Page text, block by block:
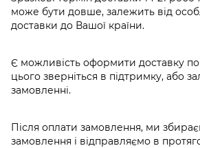
може бути довше, залежить від
доставки до Вашої країни.
Є можливість оформити доставку
цього зверніться в підтримку, або
замовленні.
Після оплати замовлення, ми
замовлення і відправляємо в